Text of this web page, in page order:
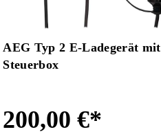
AEG Typ 2 E-Ladegerät mit
Steuerbox
200,00 €*